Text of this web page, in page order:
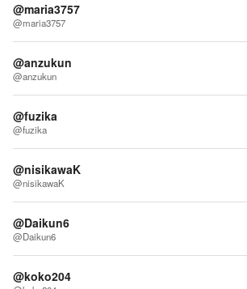
@maria3757
@maria3757
@anzukun
@anzukun
@fuzika
@fuzika
@nisikawaK
@nisikawaK
@Daikun6
@Daikun6
@koko204